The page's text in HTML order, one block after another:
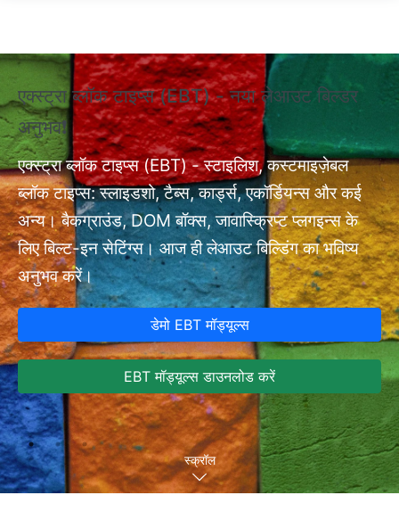
एक्स्ट्रा ब्लॉक टाइप्स (EBT) - नया लेआउट बिल्डर
अनुभव❗
एक्स्ट्रा ब्लॉक टाइप्स (EBT) - स्टाइलिश, कस्टमाइज़ेबल
ब्लॉक टाइप्स: स्लाइडशो, टैब्स, कार्ड्स, एकॉर्डियन्स और कई
अन्य। बैकग्राउंड, DOM बॉक्स, जावास्क्रिप्ट प्लगइन्स के
लिए बिल्ट-इन सेटिंग्स। आज ही लेआउट बिल्डिंग का भविष्य
अनुभव करें।
डेमो EBT मॉड्यूल्स
EBT मॉड्यूल्स डाउनलोड करें
स्क्रॉल